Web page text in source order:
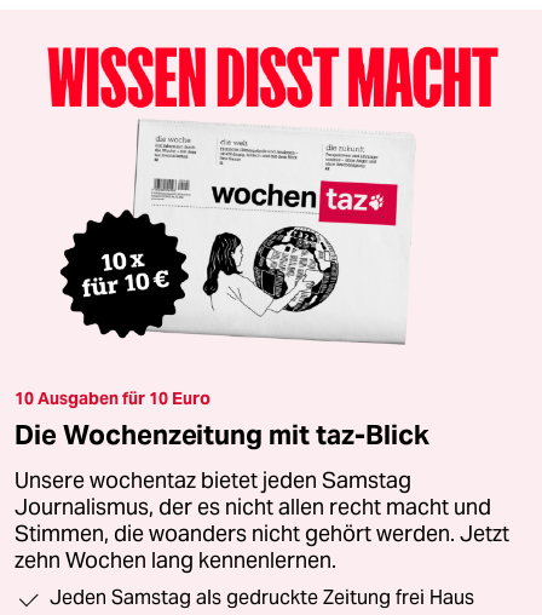
10 Ausgaben für 10 Euro
Die Wochenzeitung mit taz-Blick
Unsere wochentaz bietet jeden Samstag
Journalismus, der es nicht allen recht macht und
Stimmen, die woanders nicht gehört werden. Jetzt
zehn Wochen lang kennenlernen.
Jeden Samstag als gedruckte Zeitung frei Haus